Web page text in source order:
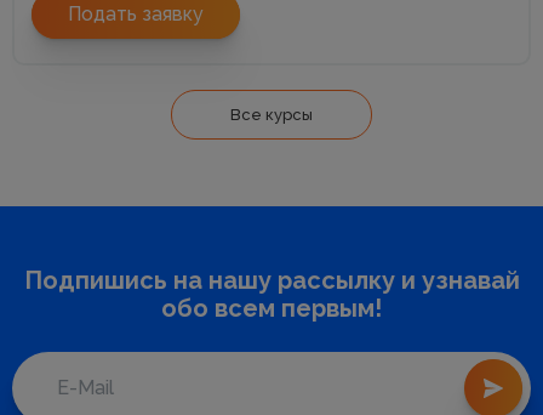
Подать заявку
Все курсы
Подпишись на нашу рассылку и узнавай
обо всем первым!